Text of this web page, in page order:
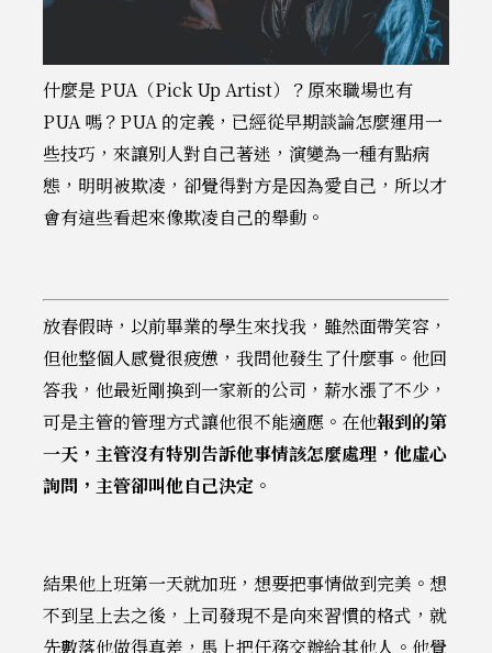
什麼是 PUA（Pick Up Artist）？原來職場也有
PUA 嗎？PUA 的定義，已經從早期談論怎麼運用一
些技巧，來讓別人對自己著迷，演變為一種有點病
態，明明被欺凌，卻覺得對方是因為愛自己，所以才
會有這些看起來像欺凌自己的舉動。
放春假時，以前畢業的學生來找我，雖然面帶笑容，
但他整個人感覺很疲憊，我問他發生了什麼事。他回
答我，他最近剛換到一家新的公司，薪水漲了不少，
可是主管的管理方式讓他很不能適應。在他報到的第
一天，主管沒有特別告訴他事情該怎麼處理，他虛心
詢問，主管卻叫他自己決定。
結果他上班第一天就加班，想要把事情做到完美。想
不到呈上去之後，上司發現不是向來習慣的格式，就
先數落他做得真差，馬上把任務交辦給其他人。他覺